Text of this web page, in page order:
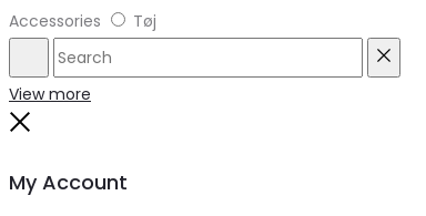
Accessories
Tøj
Search
View more
My Account